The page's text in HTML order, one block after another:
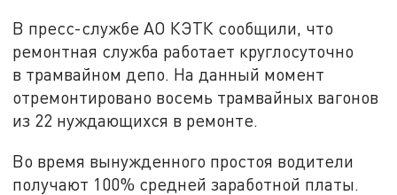
В пресс-службе АО КЭТК сообщили, что
ремонтная служба работает круглосуточно
в трамвайном депо. На данный момент
отремонтировано восемь трамвайных вагонов
из 22 нуждающихся в ремонте.
Во время вынужденного простоя водители
получают 100% средней заработной платы.